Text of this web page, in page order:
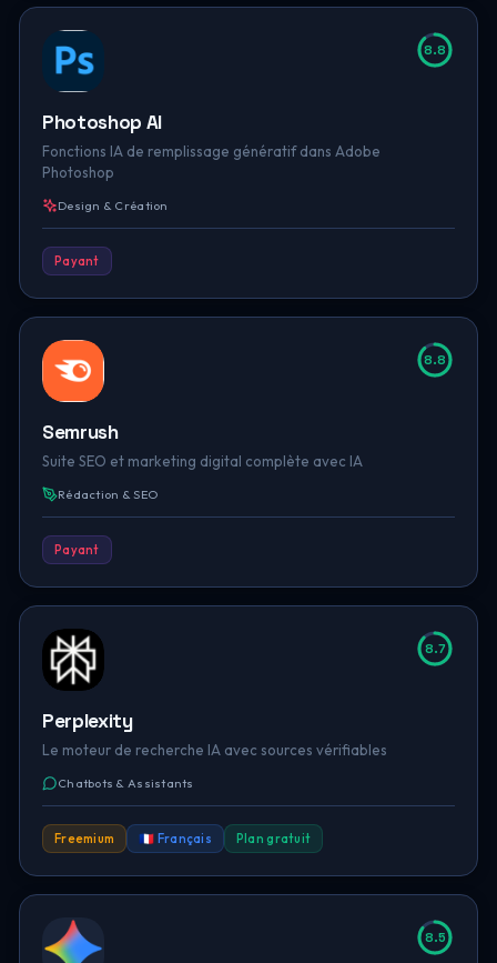
8.8
Photoshop AI
Fonctions IA de remplissage génératif dans Adobe
Photoshop
Design & Création
Payant
8.8
Semrush
Suite SEO et marketing digital complète avec IA
Rédaction & SEO
Payant
8.7
Perplexity
Le moteur de recherche IA avec sources vérifiables
Chatbots & Assistants
Freemium 🇫🇷 Français Plan gratuit
8.5